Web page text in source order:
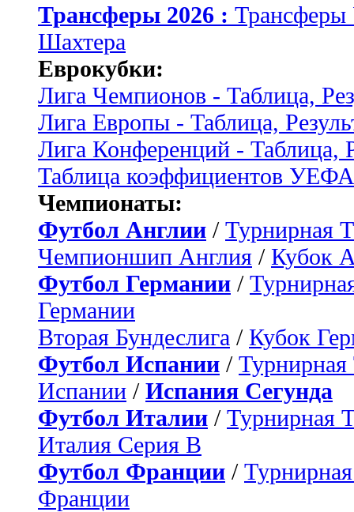
Трансферы 2026 :
Шахтера
Еврокубки:
Лига Чемпионов - Таблица,
Лига Европы - Таблица,
Лига Конференций - Таблица,
Таблица коэффициентов УЕФА
Чемпионаты:
Футбол Англии / Турнирная
Чемпионшип Англия / Кубок
Футбол Германии /
Германии
Вторая Бундеслига / Кубок
Футбол Испании / Турнирная
Испании / Испания Сегунда
Футбол Италии / Турнирная
Италия Серия B
Футбол Франции /
Франции